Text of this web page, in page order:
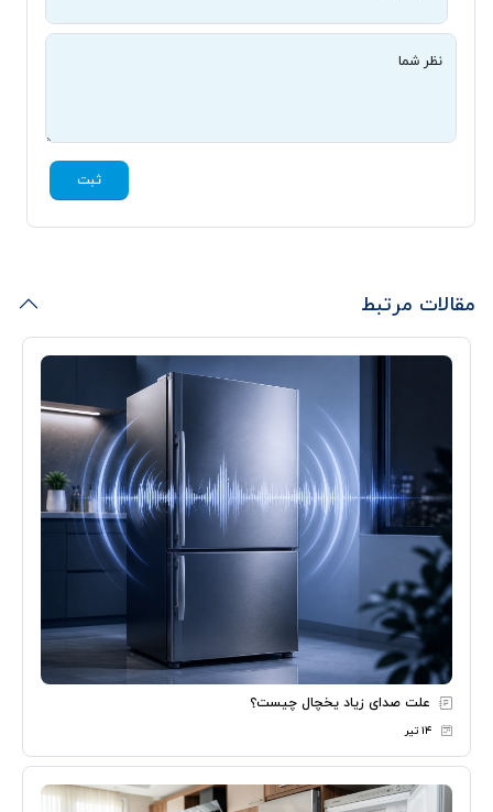
نظر شما
ثبت
مقالات مرتبط
علت صدای زیاد یخچال چیست؟
۱۴ تیر